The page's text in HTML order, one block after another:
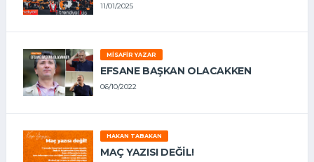
11/01/2025
MISAFIR YAZAR
EFSANE BAŞKAN OLACAKKEN
06/10/2022
HAKAN TABAKAN
MAÇ YAZISI DEĞİL!